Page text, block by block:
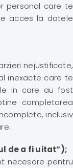
personal care te
acces la datele
nejustificate,
inexacte care te
in care au fost
completarea
inclusiv
de a fi uitat”);
necesare pentru